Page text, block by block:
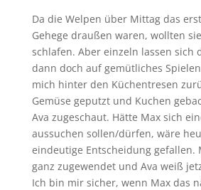
Da die Welpen über Mittag das
Gehege draußen waren, wollten
schlafen. Aber einzeln lassen sich
dann doch auf gemütliches
mich hinter den Küchentresen
Gemüse geputzt und Kuchen
Ava zugeschaut. Hätte Max sich
aussuchen sollen/dürfen, wäre
eindeutige Entscheidung gefallen.
ganz zugewendet und Ava weiß
Ich bin mir sicher, wenn Max das